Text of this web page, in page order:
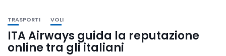
TRASPORTI VOLI
ITA Airways guida la reputazione
online tra gli italiani